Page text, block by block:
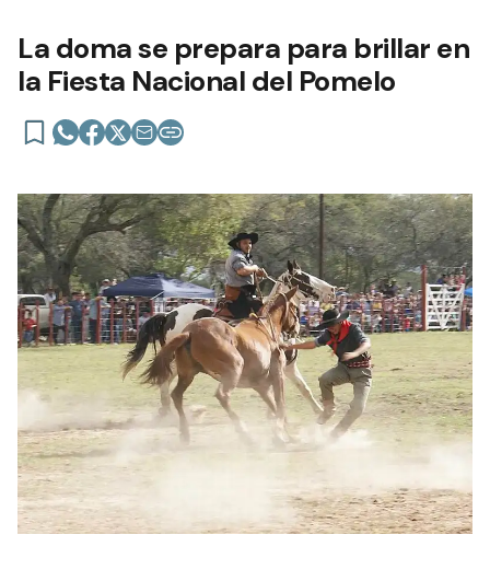
La doma se prepara para brillar en
la Fiesta Nacional del Pomelo